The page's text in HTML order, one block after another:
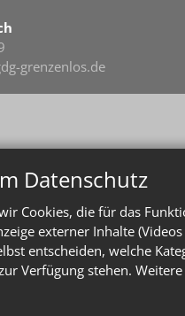
Datenschutz
Cookies, die für das
externer Inhalte
entscheiden, welche
Verfügung stehen.
grenzenlos.de